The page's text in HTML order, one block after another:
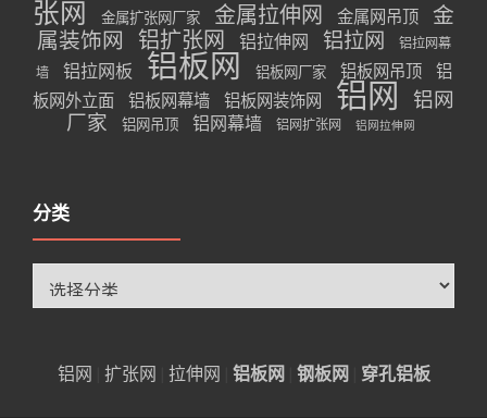
张网
金属扩张网厂家 金属拉伸网 金属网吊顶
金
属装饰网
铝扩张网 铝拉伸网 铝拉网
铝拉网幕
墙
铝拉网板 铝板网 铝板网厂家 铝板网吊顶
铝
板网外立面
铝板网幕墙 铝板网装饰网 铝网
铝网
厂家
铝网吊顶 铝网幕墙 铝网扩张网 铝网拉伸网
分类
铝网 扩张网 拉伸网 铝板网 钢板网 穿孔铝板